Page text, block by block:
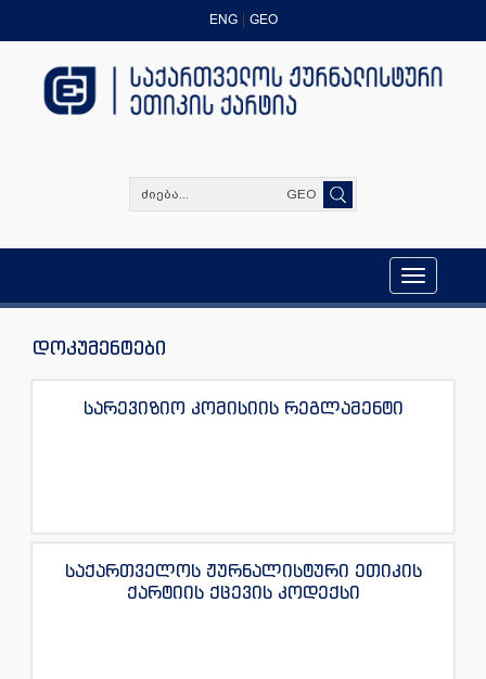
ENG GEO
GEO
Toggle
navigation
დოკუმენტები
სარევიზიო კომისიის რეგლამენტი
საქართველოს ჟურნალისტური ეთიკის
ქარტიის ქცევის კოდექსი